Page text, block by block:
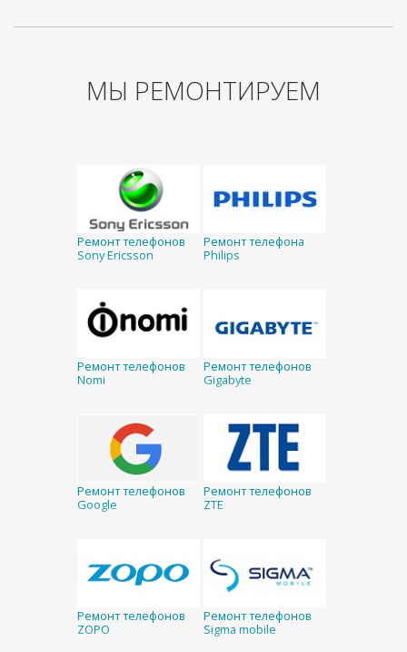
МЫ РЕМОНТИРУЕМ
Ремонт телефонов
Sony Ericsson
Ремонт телефона
Philips
Ремонт телефонов
Nomi
Ремонт телефонов
Gigabyte
Ремонт телефонов
Google
Ремонт телефонов
ZTE
Ремонт телефонов
ZOPO
Ремонт телефонов
Sigma mobile